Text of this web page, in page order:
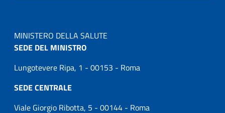
MINISTERO DELLA SALUTE
SEDE DEL MINISTRO
Lungotevere Ripa, 1 - 00153 - Roma
SEDE CENTRALE
Viale Giorgio Ribotta, 5 - 00144 - Roma